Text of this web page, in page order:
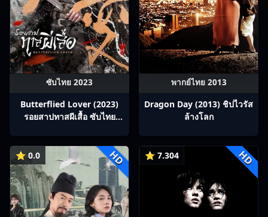
ซับไทย 2023
Butterflied Lover (2023)
รอยสาปทาสผีเสื้อ ซับไทย
พากย์ไทย 2013
Dragon Day (2013) ชิปไวรัส
ล้างโลก
⭐ 0.0 HD ⭐ 7.304 HD